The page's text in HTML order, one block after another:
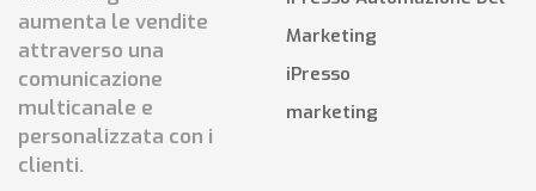
aumenta le vendite
attraverso una
comunicazione
multicanale e
personalizzata con i
clienti.
Marketing
iPresso
marketing